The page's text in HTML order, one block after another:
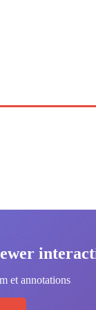
et annotations